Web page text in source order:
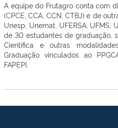
A equipe do Frutagro conta com
(CPCE, CCA, CCN, CTBJ) e de
Unesp, Unemat, UFERSA, UFMS,
de 30 estudantes de graduação,
Científica e outras
Graduação vinculados ao
FAPEPI.